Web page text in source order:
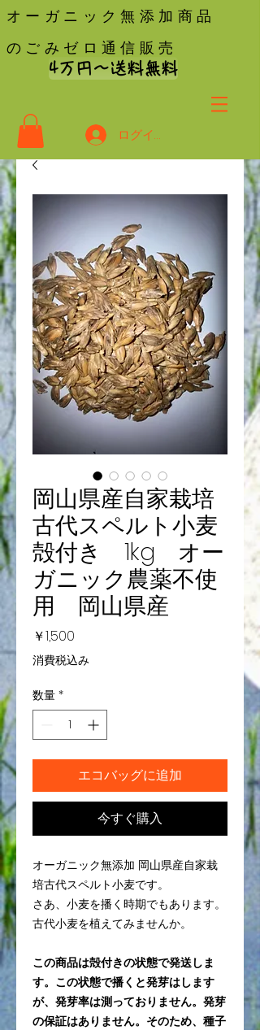
オーガニック無添加商品
のごみゼロ通信販売
4万円〜送料無料
ログイン
岡山県産自家栽培
古代スペルト小麦
殻付き 1kg オー
ガニック農薬不使
用 岡山県産
￥1,500
格
消費税込み
数量 *
エコバッグに追加
今すぐ購入
オーガニック無添加 岡山県産自家栽
培古代スペルト小麦です。
さあ、小麦を播く時期でもあります。
古代小麦を植えてみませんか。
この商品は殻付きの状態で発送しま
す。この状態で播くと発芽はします
が、発芽率は測っておりません。発芽
の保証はありません。そのため、種子